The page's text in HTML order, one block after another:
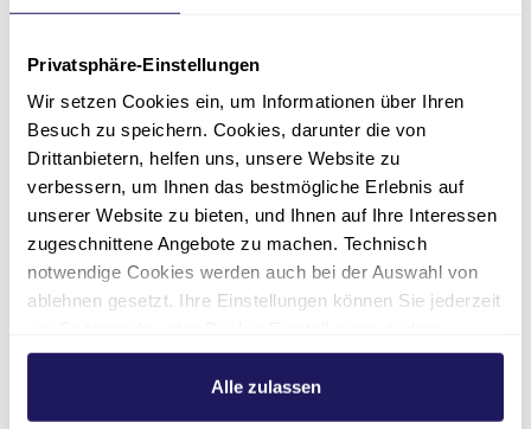
Privatsphäre-Einstellungen
Wir setzen Cookies ein, um Informationen über Ihren
Besuch zu speichern. Cookies, darunter die von
Drittanbietern, helfen uns, unsere Website zu
verbessern, um Ihnen das bestmögliche Erlebnis auf
unserer Website zu bieten, und Ihnen auf Ihre Interessen
zugeschnittene Angebote zu machen. Technisch
notwendige Cookies werden auch bei der Auswahl von
ablehnen gesetzt. Ihre Einstellungen können Sie jederzeit
Weitere Informationen hierzu finden Sie in unserer
.Alle zulassen
Das könnte Sie
auch interessieren
Veranstaltungen
Informieren Sie sich auf unseren
Veranstaltungen und Infoabenden für
Patient*innen und Angehörige.
Hauses.